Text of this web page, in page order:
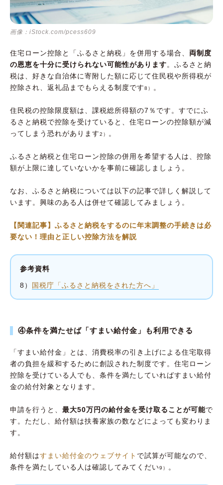
画像：iStock.com/pcess609
住宅ローン控除と「ふるさと納税」を併用する場合、 両制度
の恩恵を十分に受けられない可能性があります。ふるさと納
税は、好きな自治体に寄附した額に応じて住民税や所得税が
控除され、返礼品までもらえる制度です8） 。
住民税の控除限度額は、課税総所得額の7％です。すでにふ
るさと納税で控除を受けていると、住宅ローンの控除額が減
ってしまう恐れがあります2） 。
ふるさと納税と住宅ローン控除の併用を希望する人は、控除
額が上限に達していないかを事前に確認しましょう。
なお、ふるさと納税については以下の記事で詳しく解説して
います。興味のある人は併せて確認してみましょう。
【関連記事】ふるさと納税をするのに年末調整の手続きは必
要ない！理由と正しい控除方法を解説
参考資料
8） 国税庁「ふるさと納税をされた方へ」
④条件を満たせば「すまい給付金」も利用できる
「すまい給付金」とは、消費税率の引き上げによる住宅取得
者の負担を緩和するために創設された制度です。住宅ローン
控除を受けている人でも、条件を満たしていればすまい給付
金の給付対象となります。
申請を行うと、 最大50万円の給付金を受け取ることが可能で
す。ただし、給付額は扶養家族の数などによっても変わりま
す。
給付額はすまい給付金のウェブサイト で試算が可能なので、
条件を満たしている人は確認してみてくだい9） 。